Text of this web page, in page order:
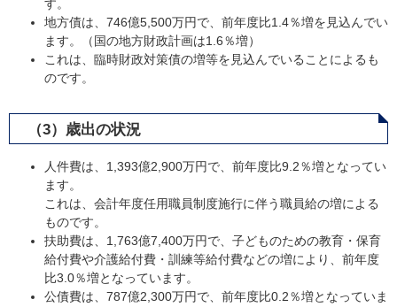
す。
地方債は、746億5,500万円で、前年度比1.4％増を見込んでい
ます。（国の地方財政計画は1.6％増）
これは、臨時財政対策債の増等を見込んでいることによるも
のです。
（3）歳出の状況
人件費は、1,393億2,900万円で、前年度比9.2％増となってい
ます。
これは、会計年度任用職員制度施行に伴う職員給の増による
ものです。
扶助費は、1,763億7,400万円で、子どものための教育・保育
給付費や介護給付費・訓練等給付費などの増により、前年度
比3.0％増となっています。
公債費は、787億2,300万円で、前年度比0.2％増となっていま